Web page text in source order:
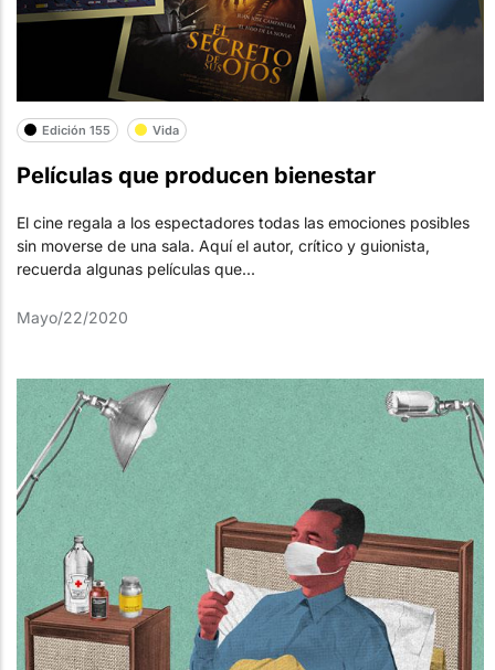
Edición 155 Vida
Películas que producen bienestar
El cine regala a los espectadores todas las emociones posibles
sin moverse de una sala. Aquí el autor, crítico y guionista,
recuerda algunas películas que...
Mayo/22/2020